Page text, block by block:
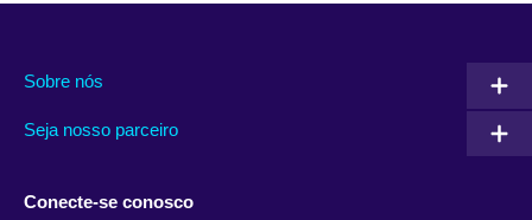
Sobre nós
Seja nosso parceiro
Conecte-se conosco